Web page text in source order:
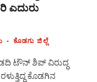
ಎದುರು
ಕೊಡಗು ಜಿಲ್ಲೆ
ಟೌನ್ ಶಿಪ್ ವಿರುದ್ಧ
ಕೊಡಗಿನ